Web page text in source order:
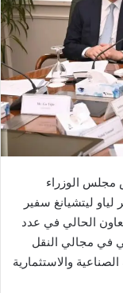
مجلس الوزراء
لياو ليتشيانغ سفير
الحالي في عدد
في مجالي النقل
والاستثمارية